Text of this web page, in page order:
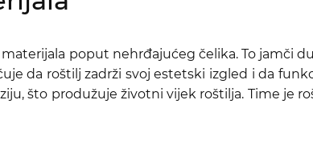
poput nehrđajućeg čelika. To jamči
da roštilj zadrži svoj estetski izgled i da
što produžuje životni vijek roštilja. Time je